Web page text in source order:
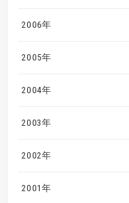
2006年
2005年
2004年
2003年
2002年
2001年